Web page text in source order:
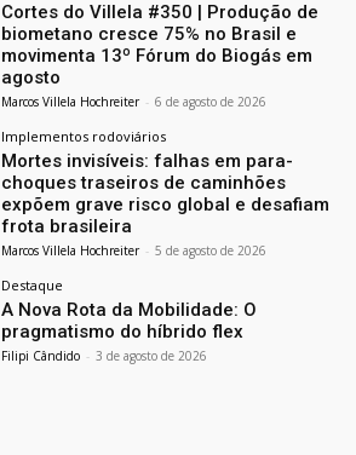
Cortes do Villela #350 | Produção de
biometano cresce 75% no Brasil e
movimenta 13º Fórum do Biogás em
agosto
Marcos Villela Hochreiter - 6 de agosto de 2026
Implementos rodoviários
Mortes invisíveis: falhas em para-
choques traseiros de caminhões
expõem grave risco global e desafiam
frota brasileira
Marcos Villela Hochreiter - 5 de agosto de 2026
Destaque
A Nova Rota da Mobilidade: O
pragmatismo do híbrido flex
Filipi Cândido - 3 de agosto de 2026